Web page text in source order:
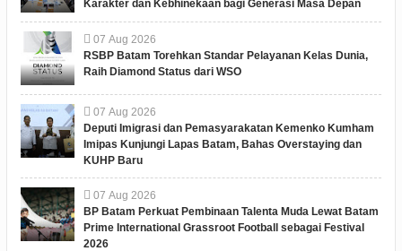
Karakter dan Kebhinekaan bagi Generasi Masa Depan
07 Aug 2026
RSBP Batam Torehkan Standar Pelayanan Kelas Dunia,
Raih Diamond Status dari WSO
07 Aug 2026
Deputi Imigrasi dan Pemasyarakatan Kemenko Kumham
Imipas Kunjungi Lapas Batam, Bahas Overstaying dan
KUHP Baru
07 Aug 2026
BP Batam Perkuat Pembinaan Talenta Muda Lewat Batam
Prime International Grassroot Football sebagai Festival
2026